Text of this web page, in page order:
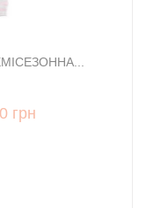
грн